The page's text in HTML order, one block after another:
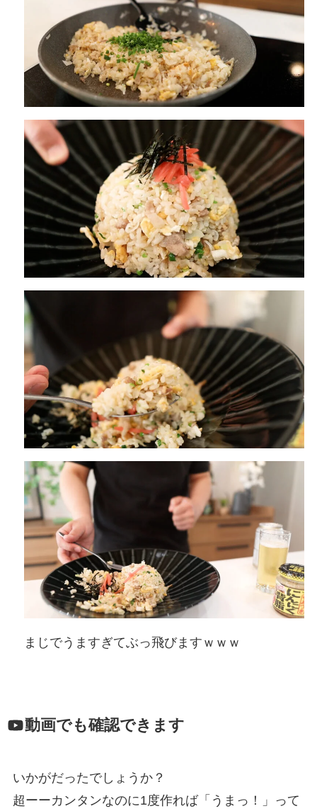
まじでうますぎてぶっ飛びますｗｗｗ
動画でも確認できます
いかがだったでしょうか？
超ーーカンタンなのに1度作れば「うまっ！」って